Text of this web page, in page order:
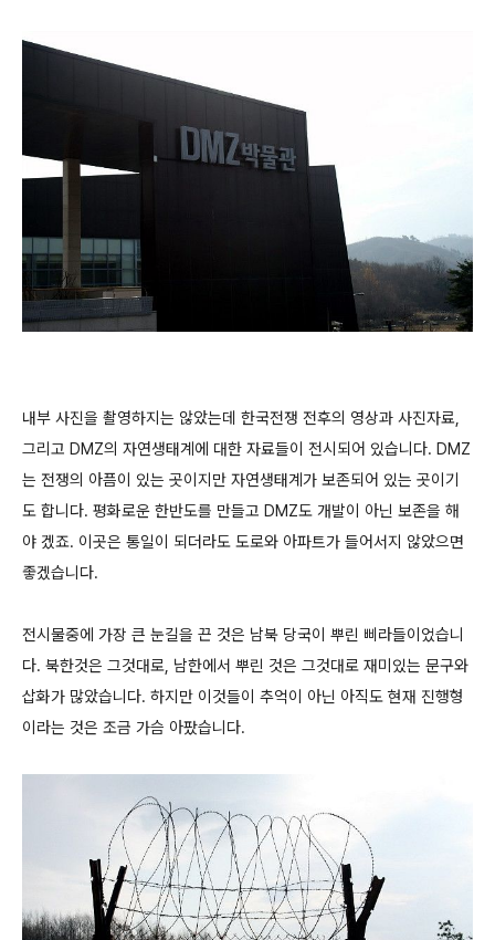
내부 사진을 촬영하지는 않았는데 한국전쟁 전후의 영상과 사진자료,
그리고 DMZ의 자연생태계에 대한 자료들이 전시되어 있습니다. DMZ
는 전쟁의 아픔이 있는 곳이지만 자연생태계가 보존되어 있는 곳이기
도 합니다. 평화로운 한반도를 만들고 DMZ도 개발이 아닌 보존을 해
야 겠죠. 이곳은 통일이 되더라도 도로와 아파트가 들어서지 않았으면
좋겠습니다.
전시물중에 가장 큰 눈길을 끈 것은 남북 당국이 뿌린 삐라들이었습니
다. 북한것은 그것대로, 남한에서 뿌린 것은 그것대로 재미있는 문구와
삽화가 많았습니다. 하지만 이것들이 추억이 아닌 아직도 현재 진행형
이라는 것은 조금 가슴 아팠습니다.